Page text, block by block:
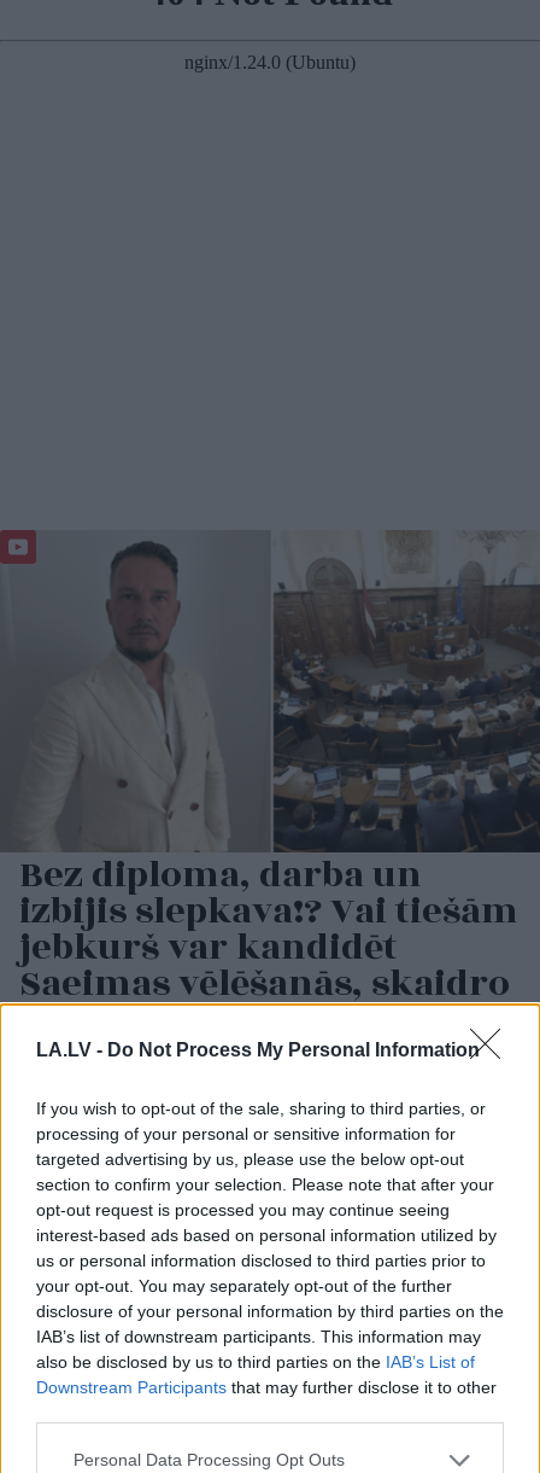
LA.LV - Do Not Process My Personal Information
If you wish to opt-out of the sale, sharing to third parties, or
processing of your personal or sensitive information for
targeted advertising by us, please use the below opt-out
section to confirm your selection. Please note that after your
opt-out request is processed you may continue seeing
interest-based ads based on personal information utilized by
us or personal information disclosed to third parties prior to
your opt-out. You may separately opt-out of the further
disclosure of your personal information by third parties on the
IAB’s list of downstream participants. This information may
also be disclosed by us to third parties on the IAB’s List of
Downstream Participants that may further disclose it to other
Please note that this website/app uses one or more Google
Personal Data Processing Opt Outs
Bez diploma, darba un
izbijis slepkava!? Vai tiešām
jebkurš var kandidēt
Saeimas vēlēšanās, skaidro
advokāts
Traģēdija, kas pirms
septiņiem gadiem
satricināja Latviju:
mājdzemdību lietā
stājies spēkā
cietumsods
“Mēs turpināmies!”
Kaspars Zemītis ar
lepnumu atrāda savu
jauno statusu